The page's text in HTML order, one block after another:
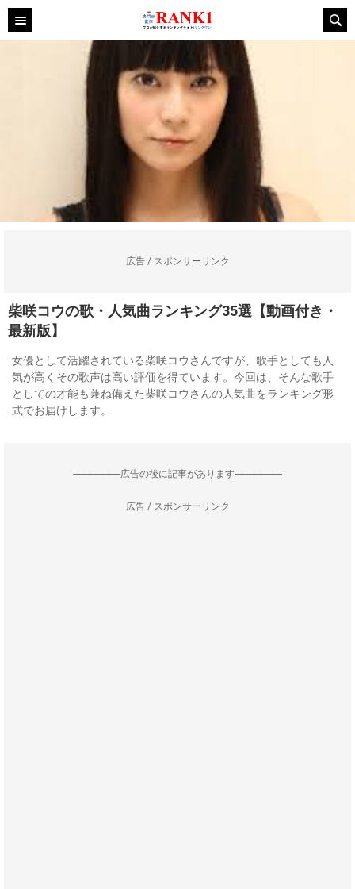
広告 / スポンサーリンク
柴咲コウの歌・人気曲ランキング35選【動画付き・
最新版】
女優として活躍されている柴咲コウさんですが、歌手としても人
気が高くその歌声は高い評価を得ています。今回は、そんな歌手
としての才能も兼ね備えた柴咲コウさんの人気曲をランキング形
式でお届けします。
--------------------広告の後に記事があります--------------------
広告 / スポンサーリンク